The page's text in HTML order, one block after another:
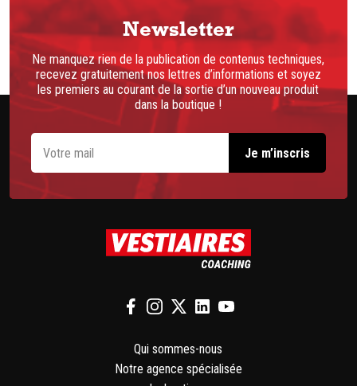
Newsletter
Ne manquez rien de la publication de contenus techniques,
recevez gratuitement nos lettres d’informations et soyez
les premiers au courant de la sortie d’un nouveau produit
dans la boutique !
Qui sommes-nous
Notre agence spécialisée